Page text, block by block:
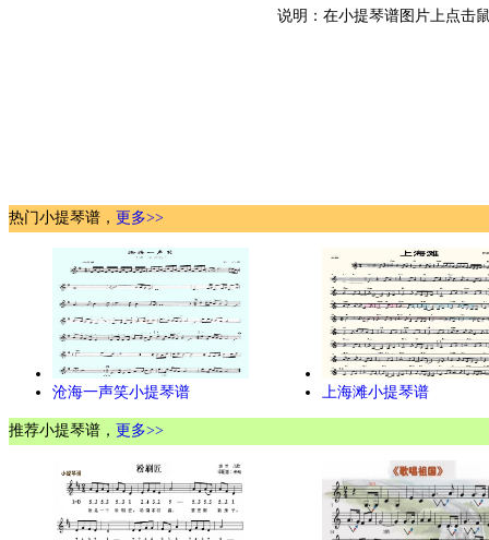
说明：在小提琴谱图片上点击
热门小提琴谱， 更多>>
沧海一声笑小提琴谱 上海滩小提琴谱
推荐小提琴谱， 更多>>